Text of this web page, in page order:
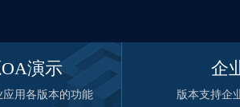
演示
应用各版本的功能
企
版本支持企